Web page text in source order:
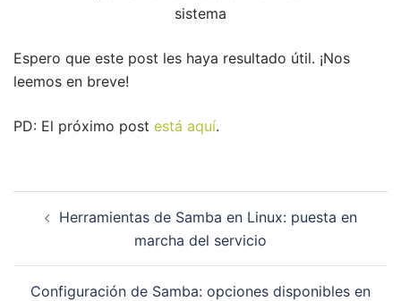
sistema
Espero que este post les haya resultado útil. ¡Nos
leemos en breve!
PD: El próximo post está aquí.
Herramientas de Samba en Linux: puesta en
marcha del servicio
Configuración de Samba: opciones disponibles en